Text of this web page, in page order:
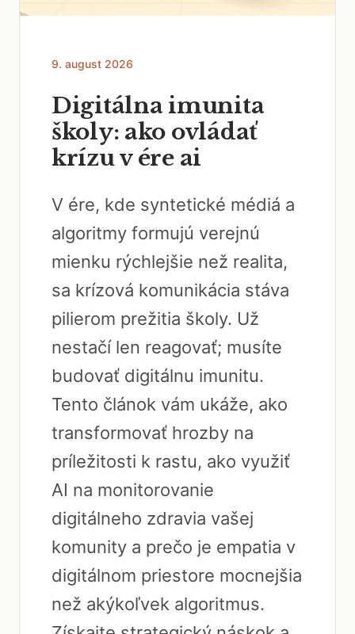
9. august 2026
Digitálna imunita
školy: ako ovládať
krízu v ére ai
V ére, kde syntetické médiá a
algoritmy formujú verejnú
mienku rýchlejšie než realita,
sa krízová komunikácia stáva
pilierom prežitia školy. Už
nestačí len reagovať; musíte
budovať digitálnu imunitu.
Tento článok vám ukáže, ako
transformovať hrozby na
príležitosti k rastu, ako využiť
AI na monitorovanie
digitálneho zdravia vašej
komunity a prečo je empatia v
digitálnom priestore mocnejšia
než akýkoľvek algoritmus.